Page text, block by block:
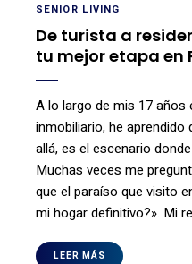
SENIOR LIVING
De turista a
tu mejor etapa en
A lo largo de mis 17
inmobiliario, he aprendido
allá, es el escenario
Muchas veces me
que el paraíso que visito
mi hogar definitivo?». Mi
LEER MÁS